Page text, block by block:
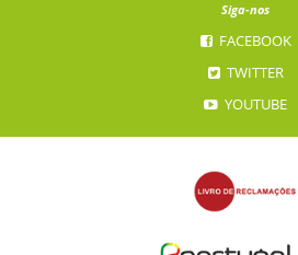
Siga-nos
FACEBOOK
TWITTER
YOUTUBE